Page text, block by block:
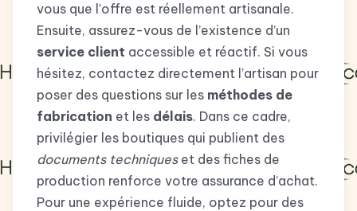
vous que l’offre est réellement artisanale.
Ensuite, assurez-vous de l’existence d’un
service client accessible et réactif. Si vous
hésitez, contactez directement l’artisan pour
poser des questions sur les méthodes de
fabrication et les délais. Dans ce cadre,
privilégier les boutiques qui publient des
documents techniqueset des fiches de
production renforce votre assurance d’achat.
Pour une expérience fluide, optez pour des